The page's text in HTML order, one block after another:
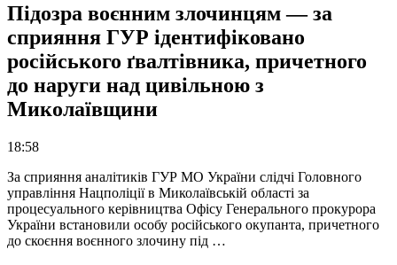
Підозра воєнним злочинцям — за
сприяння ГУР ідентифіковано
російського ґвалтівника, причетного
до наруги над цивільною з
Миколаївщини
18:58
За сприяння аналітиків ГУР МО України слідчі Головного
управління Нацполіції в Миколаївській області за
процесуального керівництва Офісу Генерального прокурора
України встановили особу російського окупанта, причетного
до скоєння воєнного злочину під …